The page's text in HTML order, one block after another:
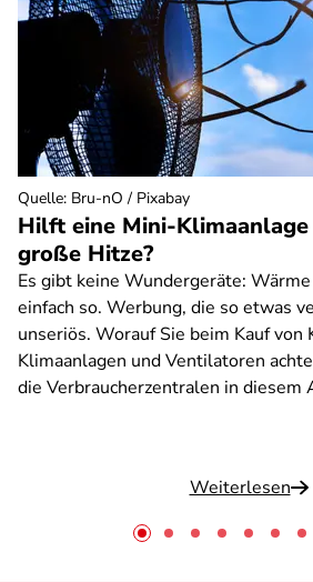
Hilft eine Mini-Klimaanlage
große Hitze?
Es gibt keine Wundergeräte:
einfach so. Werbung, die so etwas
unseriös. Worauf Sie beim Kauf von
Klimaanlagen und Ventilatoren
die Verbraucherzentralen in diesem
Weiterlesen
Quelle: Bru-nO / Pixabay